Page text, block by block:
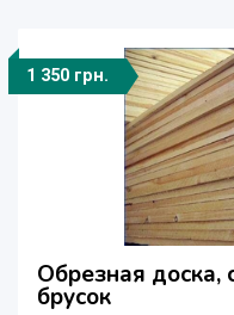
1 350 грн.
Обрезная доска,
брусок